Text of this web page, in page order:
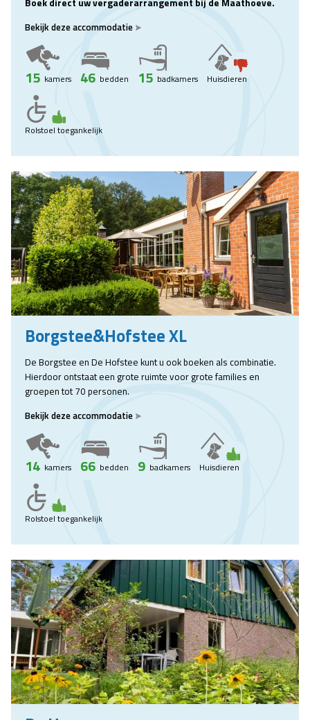
Boek direct uw vergaderarrangement bij de Maathoeve.
Bekijk deze accommodatie
15 kamers 46 bedden 15 badkamers Huisdieren
Rolstoel toegankelijk
Borgstee&Hofstee XL
De Borgstee en De Hofstee kunt u ook boeken als combinatie.
Hierdoor ontstaat een grote ruimte voor grote families en
groepen tot 70 personen.
Bekijk deze accommodatie
14 kamers 66 bedden 9 badkamers Huisdieren
Rolstoel toegankelijk